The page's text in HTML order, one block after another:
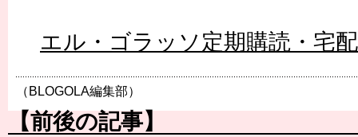
エル・ゴラッソ定期購読・宅
（BLOGOLA編集部）
【前後の記事】